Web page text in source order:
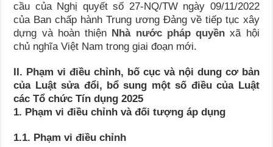
cầu của Nghị quyết số 27-NQ/TW ngày 09/11/2022
của Ban chấp hành Trung ương Đảng về tiếp tục xây
dựng và hoàn thiện Nhà nước pháp quyền xã hội
chủ nghĩa Việt Nam trong giai đoạn mới.
II. Phạm vi điều chỉnh, bố cục và nội dung cơ bản
của Luật sửa đổi, bổ sung một số điều của Luật
các Tổ chức Tín dụng 2025
1. Phạm vi điều chỉnh và đối tượng áp dụng
1.1. Phạm vi điều chỉnh